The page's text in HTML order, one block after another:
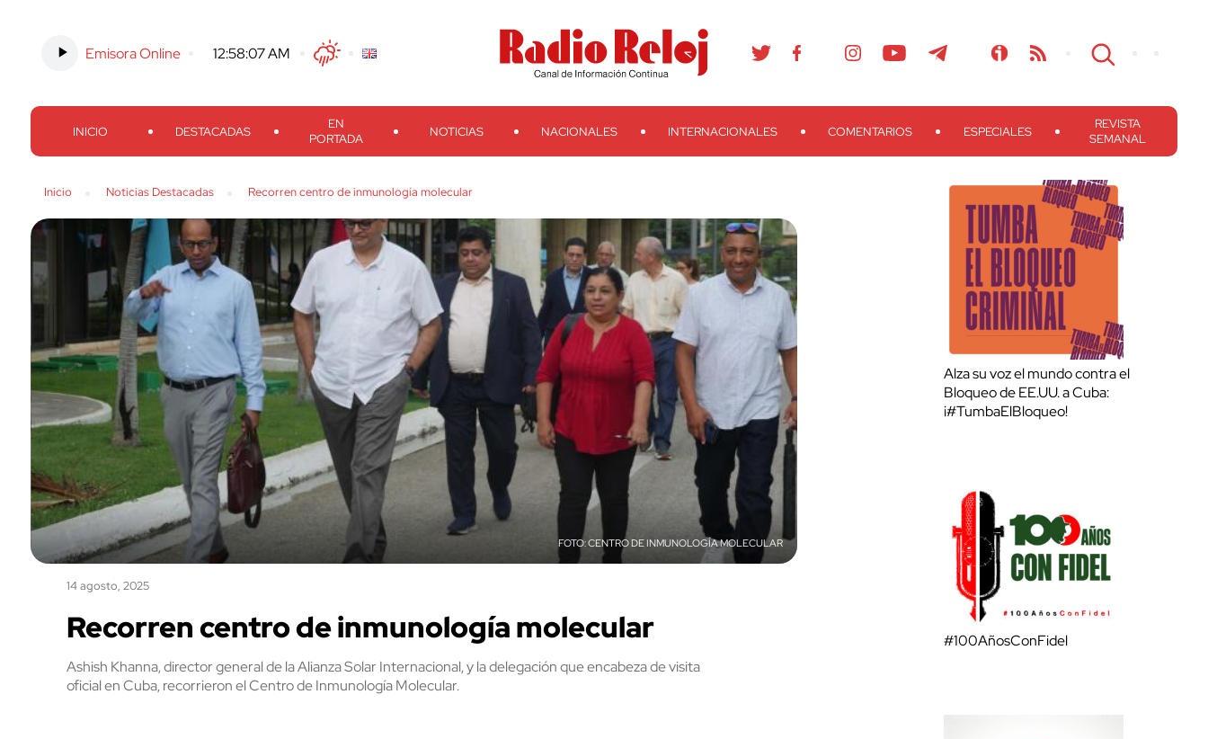
Emisora Online 12:58:08 AMTwitterFacebook
Threads
Instagram TelegramTeveo Ivoox RSS Search
INICIO DESTACADAS
EN
PORTADA
NOTICIAS NACIONALES INTERNACIONALES COMENTARIOS ESPECIALES
REVISTA
SEMANAL
Inicio Noticias Destacadas Recorren centro de inmunología molecular
CENTRO DE INMUNOLOGÍA MOLECULAR
14 agosto, 2025
Recorren centro de inmunología molecular
Ashish Khanna, director general de la Alianza Solar Internacional, y la delegación que encabeza de visita
oficial en Cuba, recorrieron el Centro de Inmunología Molecular.
Alza su voz el mundo contra el
Bloqueo de EE.UU. a Cuba:
¡#TumbaElBloqueo!
#100AñosConFidel